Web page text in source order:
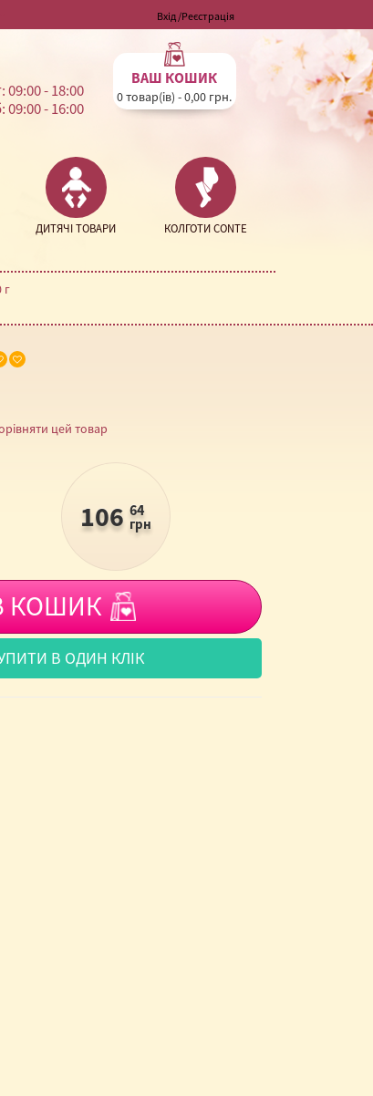
Вхід /Реєстрація
09:00 - 18:00
09:00 - 16:00
ВАШ КОШИК
0 товар(ів) - 0,00 грн.
ДИТЯЧІ ТОВАРИ КОЛГОТИ CONTE
г
цей товар
106 64
грн
КОШИК